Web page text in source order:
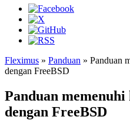
Fleximus » Panduan » Panduan
dengan FreeBSD
Panduan
dengan FreeBSD